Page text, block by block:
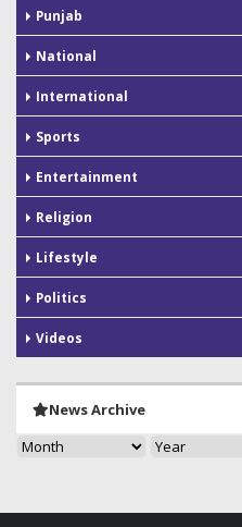
Punjab
National
International
Sports
Entertainment
Religion
Lifestyle
Politics
Videos
News Archive